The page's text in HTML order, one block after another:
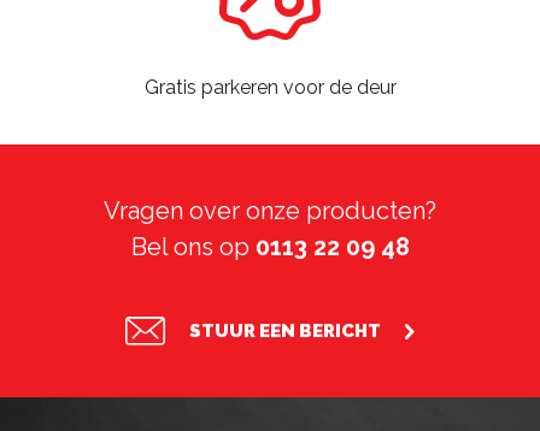
Gratis parkeren voor de deur
Vragen over onze producten?
Bel ons op 0113 22 09 48
STUUR EEN BERICHT